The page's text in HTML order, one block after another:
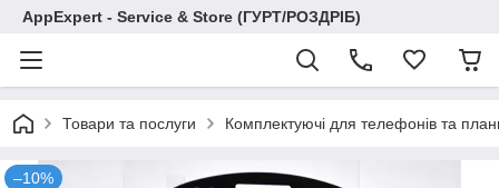
AppExpert - Service & Store (ГУРТ/РОЗДРІБ)
Товари та послуги Комплектуючі для телефонів та
–10%